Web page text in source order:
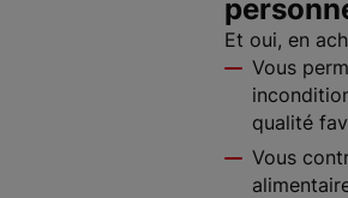
Et oui, en
Vous
qualité
Vous